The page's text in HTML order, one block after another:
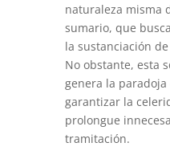
naturaleza misma
sumario, que
la sustanciación
No obstante, esta
genera la
garantizar la
prolongue
tramitación.